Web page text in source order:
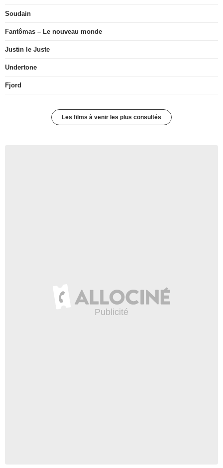
Soudain
Fantômas – Le nouveau monde
Justin le Juste
Undertone
Fjord
Les films à venir les plus consultés